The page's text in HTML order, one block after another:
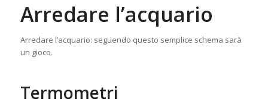
Arredare l’acquario
Arredare l’acquario: seguendo questo semplice schema sarà
un gioco.
Termometri